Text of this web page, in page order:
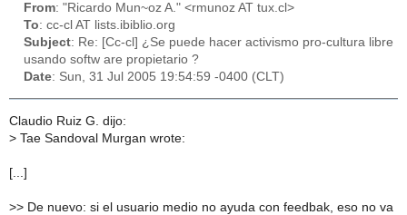
From: "Ricardo Mun~oz A." <rmunoz AT tux.cl>
To: cc-cl AT lists.ibiblio.org
Subject: Re: [Cc-cl] ¿Se puede hacer activismo pro-cultura libre
usando softw are propietario ?
Date: Sun, 31 Jul 2005 19:54:59 -0400 (CLT)
Claudio Ruiz G. dijo:
> Tae Sandoval Murgan wrote:
[...]
>> De nuevo: si el usuario medio no ayuda con feedbak, eso no va